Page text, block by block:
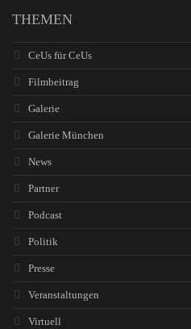
THEMEN
CeUs für CeUs
Filmbeitrag
Galerie
Galerie München
News
Partner
Podcast
Politik
Presse
Veranstaltungen
Virtuell